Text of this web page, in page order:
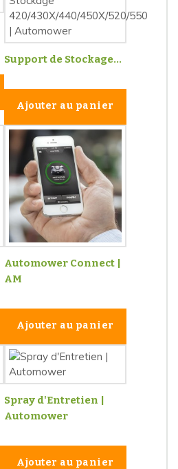
Support de Stockage...
Ajouter au panier
Automower Connect |
AM
Ajouter au panier
Spray d'Entretien |
Automower
Ajouter au panier